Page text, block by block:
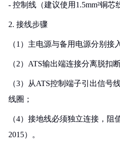
- 控制线（建议使用1.5mm²铜芯
2. 接线步骤
（1）主电源与备用电源分别接
（2）ATS输出端连接分离脱扣
（3）从ATS控制端子引出信号
线圈；
（4）接地线必须独立连接，阻
2015）。